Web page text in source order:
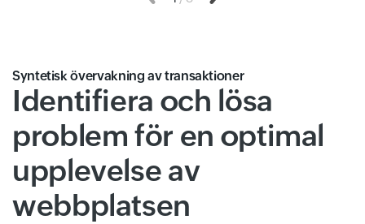
Syntetisk övervakning av transaktioner
Identifiera och lösa
problem för en optimal
upplevelse av
webbplatsen